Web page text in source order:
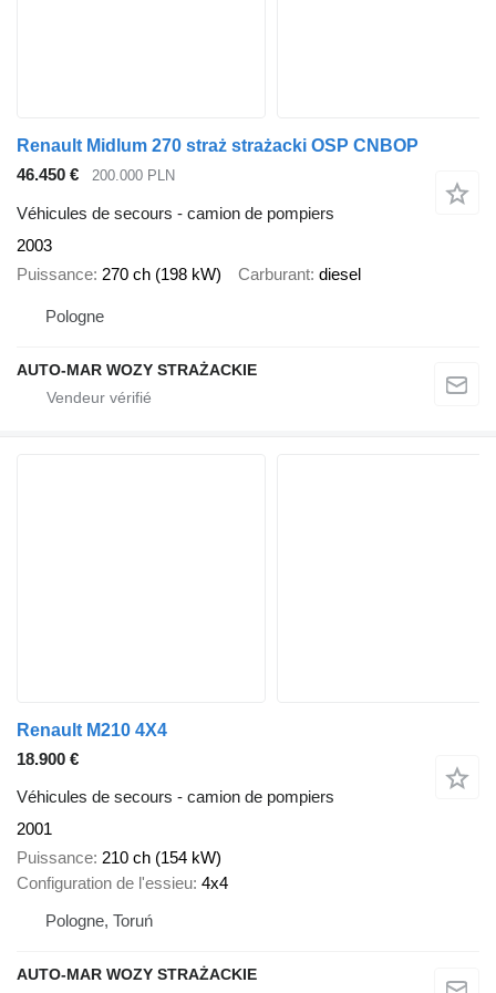
Renault Midlum 270 straż strażacki OSP CNBOP
46.450 €
200.000 PLN
Véhicules de secours - camion de pompiers
2003
Puissance 270 ch (198 kW) Carburant diesel
Pologne
AUTO-MAR WOZY STRAŻACKIE
Renault M210 4X4
18.900 €
Véhicules de secours - camion de pompiers
2001
Puissance 210 ch (154 kW)
Configuration de l'essieu 4x4
Pologne, Toruń
AUTO-MAR WOZY STRAŻACKIE